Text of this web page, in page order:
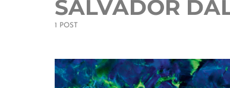
SALVADOR
1 POST